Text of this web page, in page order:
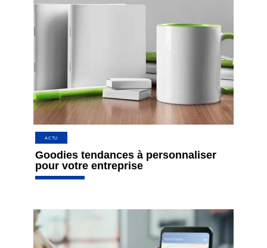
ACTU
Goodies tendances à personnaliser
pour votre entreprise